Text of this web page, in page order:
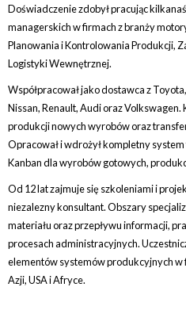
Doświadczenie zdobył pracując
managerskich w firmach z branży
Planowania i Kontrolowania Produkcji,
Logistyki Wewnętrznej.
Współpracował jako dostawca z
Nissan, Renault, Audi oraz
produkcji nowych wyrobów oraz
Opracował i wdrożył kompletny
Kanban dla wyrobów gotowych,
Od 12 lat zajmuje się szkoleniami i
niezalezny konsultant. Obszary
materiału oraz przepływu informacji,
procesach administracyjnych.
elementów systemów produkcyjnych
Azji, USA i Afryce.